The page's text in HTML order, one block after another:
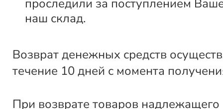
проследили за поступлением
наш склад.
Возврат денежных средств
течение 10 дней с момента
При возврате товаров надлежащего